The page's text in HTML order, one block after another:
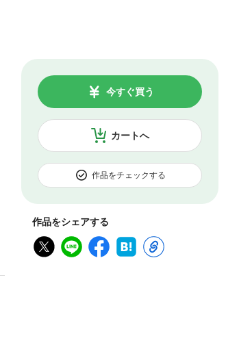
カートへ
今すぐ買う
作品をチェックする
作品をシェアする